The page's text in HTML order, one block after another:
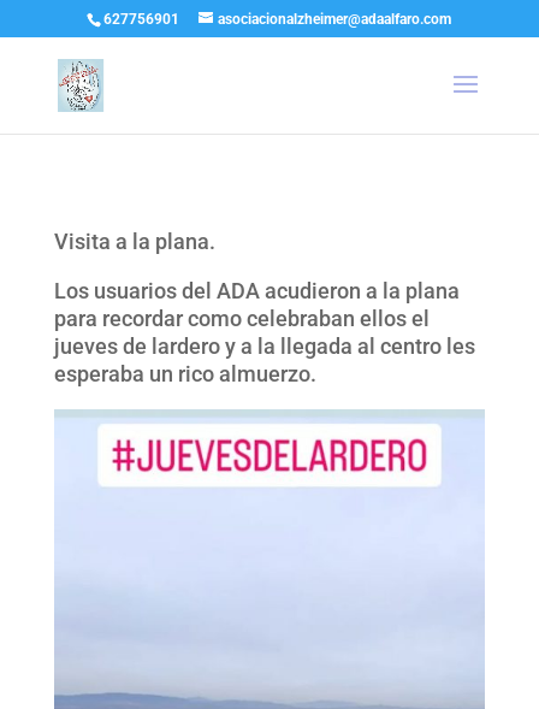
627756901 asociacionalzheimer@adaalfaro.com
Visita a la plana.
Los usuarios del ADA acudieron a la plana
para recordar como celebraban ellos el
jueves de lardero y a la llegada al centro les
esperaba un rico almuerzo.